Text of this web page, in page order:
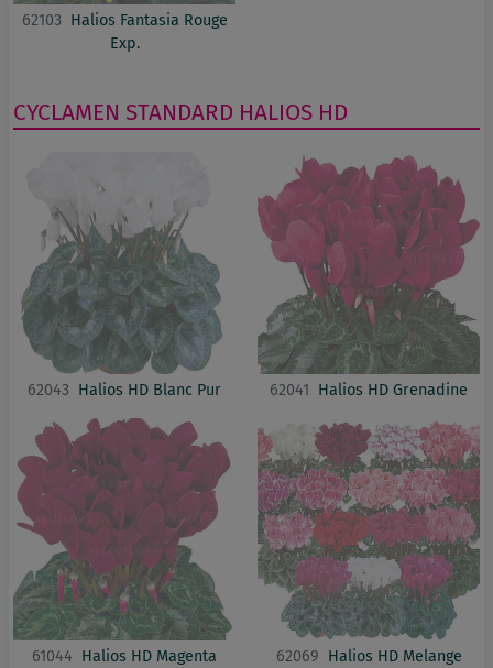
62103 Halios Fantasia Rouge
Exp.
CYCLAMEN STANDARD HALIOS HD
62043 Halios HD Blanc Pur 62041 Halios HD Grenadine
61044 Halios HD Magenta
62069 Halios HD Melange